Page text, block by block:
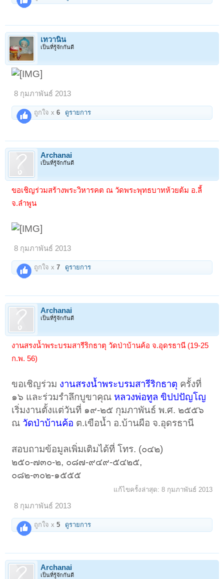
เทวานิน
เป็นที่รู้จักกันดี
8 กุมภาพันธ์ 2013
ถูกใจ x6 ดูรายการ
Archanai
เป็นที่รู้จักกันดี
ขอเชิญร่วมสร้างพระวิหารคต ณ วัดพระพุทธบาทห้วยต้ม อ.ลี้
จ.ลำพูน
8 กุมภาพันธ์ 2013
ถูกใจ x7 ดูรายการ
Archanai
เป็นที่รู้จักกันดี
งานสรงน้ำพระบรมสารีริกธาตุ วัดป่าบ้านค้อ จ.อุดรธานี (19-25
ก.พ. 56)
ขอเชิญร่วม งานสรงน้ำพระบรมสารีริกธาตุ ครั้งที่
๑๖ และร่วมรำลึกบูขาคุณ หลวงพ่อทูล ขิปปปัญโญ
เริ่มงานตั้งแต่วันที่ ๑๙-๒๕ กุมภาพันธ์ พ.ศ. ๒๕๕๖
ณ วัดป่าบ้านค้อ ต.เขือน้ำ อ.บ้านผือ จ.อุดรธานี
สอบถามข้อมูลเพิ่มเติมได้ที่ โทร. (๐๔๒)
๒๕๐-๗๓๐-๒, ๐๘๗-๙๔๙-๕๔๒๕,
๐๘๒-๓๐๒-๑๕๕๕
แก้ไขครั้งล่าสุด: 8 กุมภาพันธ์ 2013
8 กุมภาพันธ์ 2013
ถูกใจ x5 ดูรายการ
Archanai
เป็นที่รู้จักกันดี